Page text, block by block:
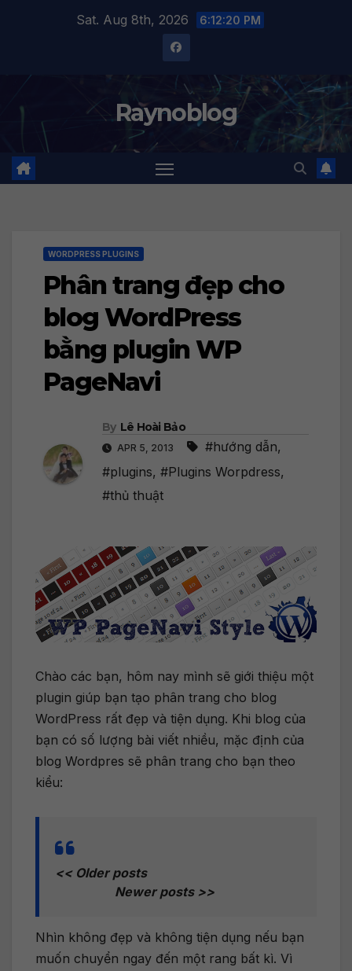
Sat. Aug 8th, 2026 6:12:21 PM
Raynoblog
WORDPRESS PLUGINS
Phân trang đẹp cho
blog WordPress
bằng plugin WP
PageNavi
By Lê Hoài Bảo
APR 5, 2013 #hướng dẫn,
#plugins, #Plugins Worpdress,
#thủ thuật
Chào các bạn, hôm nay mình sẽ giới thiệu một
plugin giúp bạn tạo phân trang cho blog
WordPress rất đẹp và tiện dụng. Khi blog của
bạn có số lượng bài viết nhiều, mặc định của
blog Wordpres sẽ phân trang cho bạn theo
kiểu:
<< Older posts
Newer posts >>
Nhìn không đẹp và không tiện dụng nếu bạn
muốn chuyển ngay đến một rang bất kì. Vì